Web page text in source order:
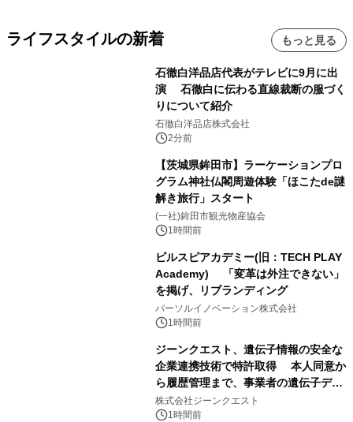
ライフスタイルの新着 もっと見る
石徹白洋品店代表がテレビに9月に出
演 石徹白に伝わる直線裁断の服づく
りについて紹介
石徹白洋品店株式会社
2分前
【茨城県鉾田市】ラーケーションプロ
グラム神社仏閣周遊体験「ほこたde謎
解き旅行」スタート
(一社)鉾田市観光物産協会
1時間前
ビルスピアカデミー(旧：TECH PLAY
Academy) 「変革は外注できない」
を掲げ、リブランディング
パーソルイノベーション株式会社
1時間前
ジーンクエスト、遺伝子情報の安全な
企業連携技術で特許取得 本人同意か
ら履歴管理まで、事業者の遺伝子デー
タ活用を支援
株式会社ジーンクエスト
1時間前